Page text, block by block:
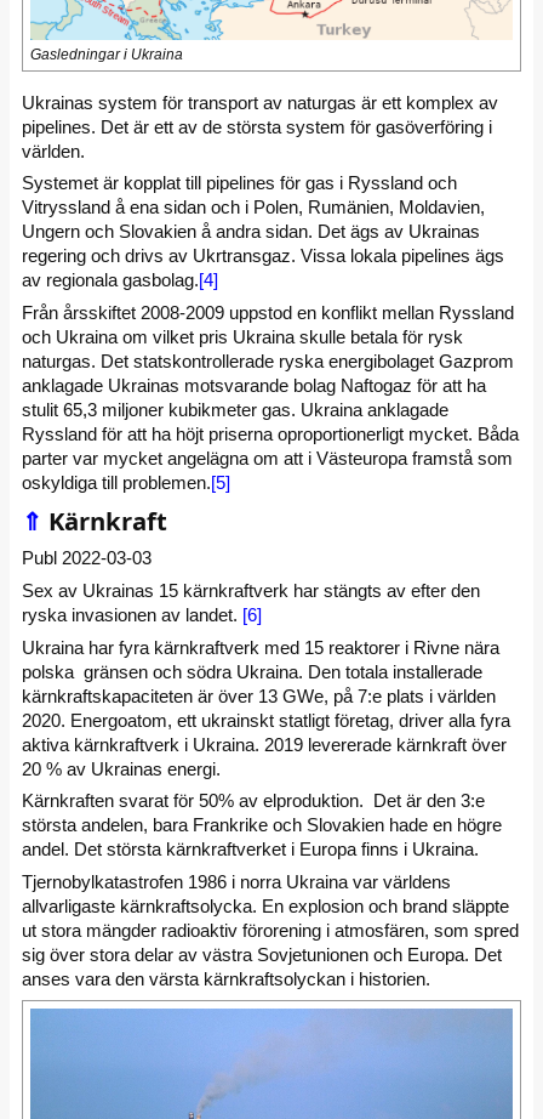
Gasledningar i Ukraina
Ukrainas system för transport av naturgas är ett komplex av
pipelines. Det är ett av de största system för gasöverföring i
världen.
Systemet är kopplat till pipelines för gas i Ryssland och
Vitryssland å ena sidan och i Polen, Rumänien, Moldavien,
Ungern och Slovakien å andra sidan. Det ägs av Ukrainas
regering och drivs av Ukrtransgaz. Vissa lokala pipelines ägs
av regionala gasbolag.[4]
Från årsskiftet 2008-2009 uppstod en konflikt mellan Ryssland
och Ukraina om vilket pris Ukraina skulle betala för rysk
naturgas. Det statskontrollerade ryska energibolaget Gazprom
anklagade Ukrainas motsvarande bolag Naftogaz för att ha
stulit 65,3 miljoner kubikmeter gas. Ukraina anklagade
Ryssland för att ha höjt priserna oproportionerligt mycket. Båda
parter var mycket angelägna om att i Västeuropa framstå som
oskyldiga till problemen.[5]
⇑ Kärnkraft
Publ 2022-03-03
Sex av Ukrainas 15 kärnkraftverk har stängts av efter den
ryska invasionen av landet. [6]
Ukraina har fyra kärnkraftverk med 15 reaktorer i Rivne nära
polska gränsen och södra Ukraina. Den totala installerade
kärnkraftskapaciteten är över 13 GWe, på 7:e plats i världen
2020. Energoatom, ett ukrainskt statligt företag, driver alla fyra
aktiva kärnkraftverk i Ukraina. 2019 levererade kärnkraft över
20 % av Ukrainas energi.
Kärnkraften svarat för 50% av elproduktion. Det är den 3:e
största andelen, bara Frankrike och Slovakien hade en högre
andel. Det största kärnkraftverket i Europa finns i Ukraina.
Tjernobylkatastrofen 1986 i norra Ukraina var världens
allvarligaste kärnkraftsolycka. En explosion och brand släppte
ut stora mängder radioaktiv förorening i atmosfären, som spred
sig över stora delar av västra Sovjetunionen och Europa. Det
anses vara den värsta kärnkraftsolyckan i historien.